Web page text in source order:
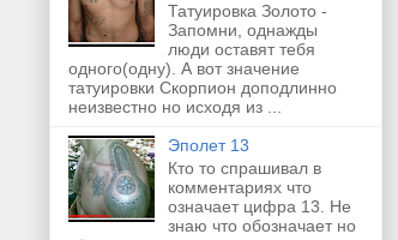
Татуировка Золото -
Запомни, однажды
люди оставят тебя
одного(одну). А вот значение
татуировки Скорпион доподлинно
неизвестно но исходя из ...
Эполет 13
Кто то спрашивал в
комментариях что
означает цифра 13. Не
знаю что обозначает но